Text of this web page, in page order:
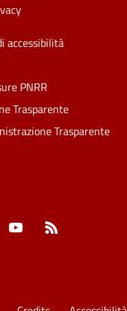
accessibilità
PNRR
Trasparente
Trasparente
YouTube